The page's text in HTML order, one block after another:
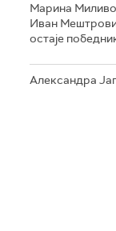
Марина
Иван
остаје
Александра